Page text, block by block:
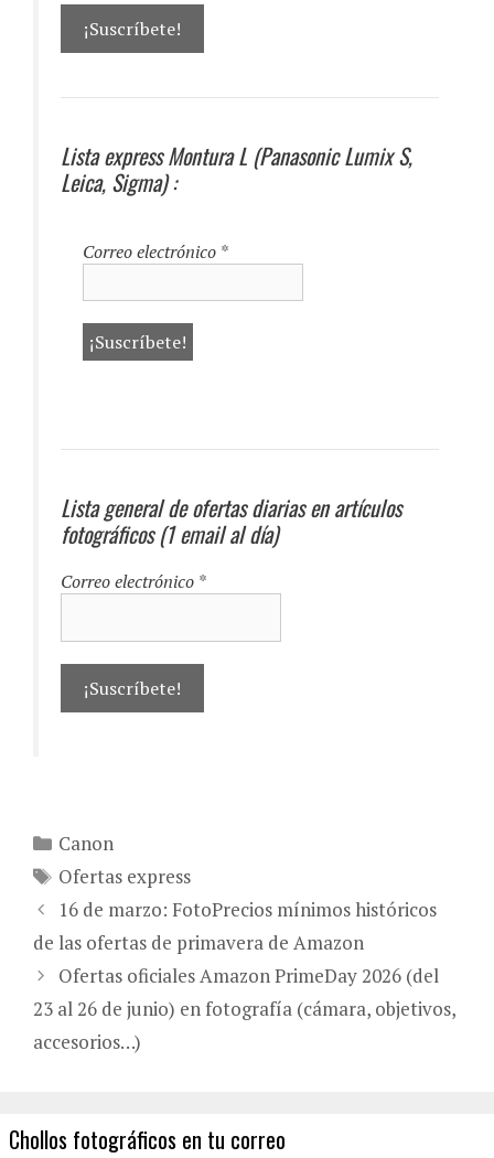
Lista express Montura L (Panasonic Lumix S,
Leica, Sigma) :
Correo electrónico *
Lista general de ofertas diarias en artículos
fotográficos (1 email al día)
Correo electrónico *
Categorías
Canon
Etiquetas
Ofertas express
16 de marzo: FotoPrecios mínimos históricos
de las ofertas de primavera de Amazon
Ofertas oficiales Amazon PrimeDay 2026 (del
23 al 26 de junio) en fotografía (cámara, objetivos,
accesorios…)
Chollos fotográficos en tu correo